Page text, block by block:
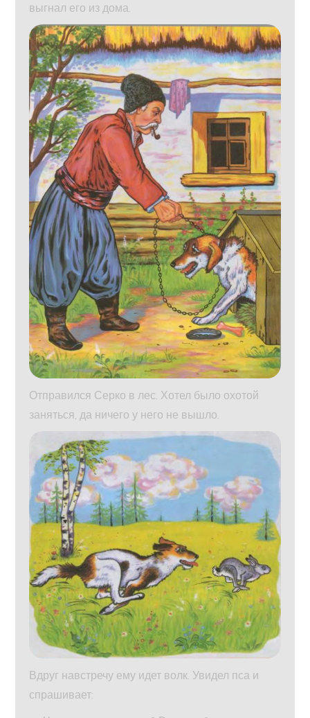
выгнал его из дома.
Отправился Серко в лес. Хотел было охотой
заняться, да ничего у него не вышло.
Вдруг навстречу ему идет волк. Увидел пса и
спрашивает: